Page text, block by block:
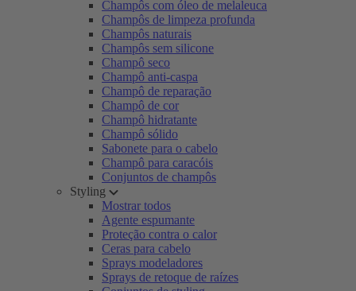
Champôs com óleo de melaleuca
Champôs de limpeza profunda
Champôs naturais
Champôs sem silicone
Champô seco
Champô anti-caspa
Champô de reparação
Champô de cor
Champô hidratante
Champô sólido
Sabonete para o cabelo
Champô para caracóis
Conjuntos de champôs
Styling
Mostrar todos
Agente espumante
Proteção contra o calor
Ceras para cabelo
Sprays modeladores
Sprays de retoque de raízes